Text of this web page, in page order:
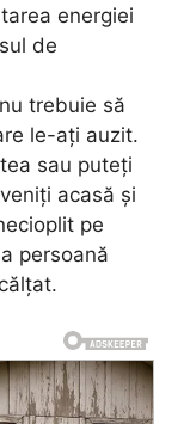
energiei
de
trebuie să
le-ați auzit.
sau puteți
acasă și
pe
persoană